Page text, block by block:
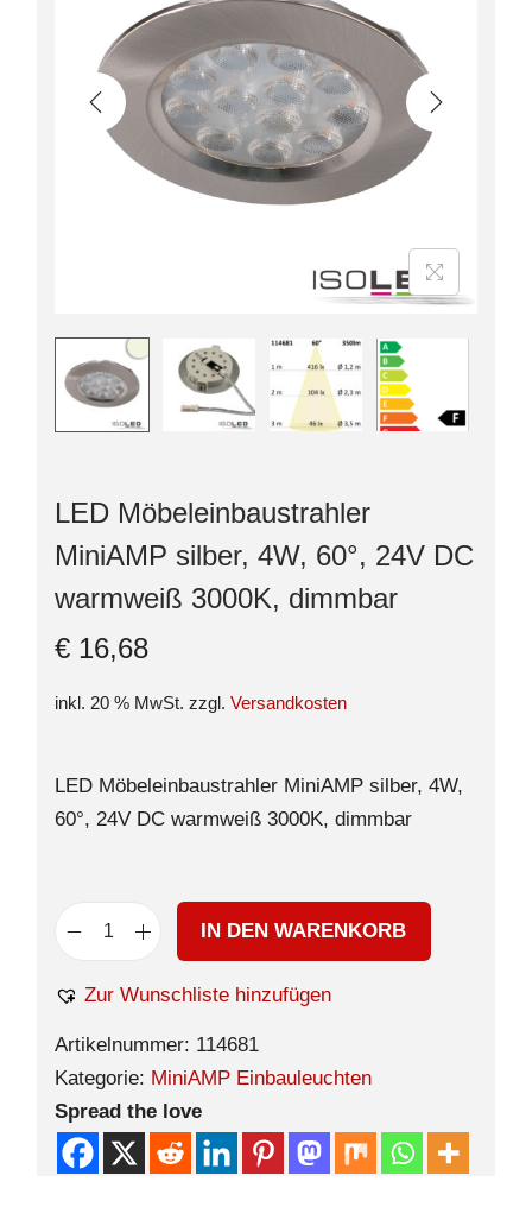
LED Möbeleinbaustrahler
MiniAMP silber, 4W, 60°, 24V DC
warmweiß 3000K, dimmbar
€ 16,68
inkl. 20 % MwSt. zzgl. Versandkosten
LED Möbeleinbaustrahler MiniAMP silber, 4W,
60°, 24V DC warmweiß 3000K, dimmbar
IN DEN WARENKORB
Zur Wunschliste hinzufügen
Artikelnummer: 114681
Kategorie: MiniAMP Einbauleuchten
Spread the love